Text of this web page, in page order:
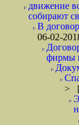
движение
собирают
В
06-02-
фирмы
>